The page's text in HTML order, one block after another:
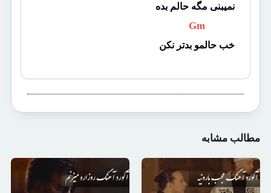
نمیبنی مگه حالم بده
Gm
خب حالمو بدتر نکن
مطالب مشابه